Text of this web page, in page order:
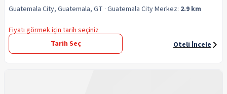
Guatemala City, Guatemala, GT · Guatemala CityMerkez: 2.9 km
Fiyatı görmek için tarih seçiniz
Tarih Seç
Oteli İncele